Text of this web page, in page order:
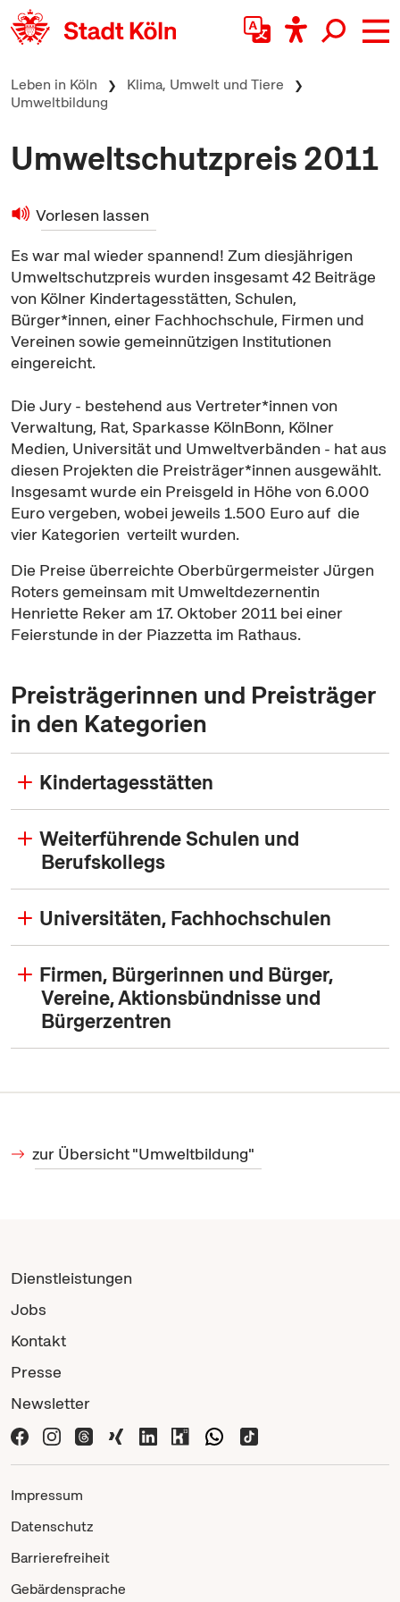
zum Inhalt springen
Leben in Köln
Klima, Umwelt und Tiere
Umweltbildung
Umweltschutzpreis 2011
Vorlesen lassen
Es war mal wieder spannend! Zum diesjährigen
Umweltschutzpreis wurden insgesamt 42 Beiträge
von Kölner Kindertagesstätten, Schulen,
Bürger*innen, einer Fachhochschule, Firmen und
Vereinen sowie gemeinnützigen Institutionen
eingereicht.
Die Jury - bestehend aus Vertreter*innen von
Verwaltung, Rat, Sparkasse KölnBonn, Kölner
Medien, Universität und Umweltverbänden - hat aus
diesen Projekten die Preisträger*innen ausgewählt.
Insgesamt wurde ein Preisgeld in Höhe von 6.000
Euro vergeben, wobei jeweils 1.500 Euro auf die
vier Kategorien verteilt wurden.
Die Preise überreichte Oberbürgermeister Jürgen
Roters gemeinsam mit Umweltdezernentin
Henriette Reker am 17. Oktober 2011 bei einer
Feierstunde in der Piazzetta im Rathaus.
Preisträgerinnen und Preisträger
in den Kategorien
Kindertagesstätten
Weiterführende Schulen und
Berufskollegs
Universitäten, Fachhochschulen
Firmen, Bürgerinnen und Bürger,
Vereine, Aktionsbündnisse und
Bürgerzentren
zur Übersicht "Umweltbildung"
Dienstleistungen
Jobs
Kontakt
Presse
Newsletter
Impressum
Datenschutz
Barrierefreiheit
Gebärdensprache